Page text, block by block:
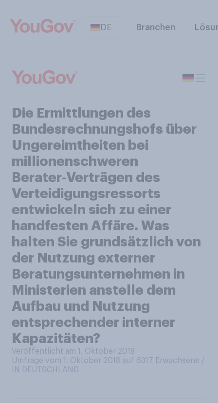
DE Branchen
Die Ermittlungen des
Bundesrechnungshofs über
Ungereimtheiten bei
millionenschweren
Berater‑Verträgen des
Verteidigungsressorts
entwickeln sich zu einer
handfesten Affäre. Was
halten Sie grundsätzlich von
der Nutzung externer
Beratungsunternehmen in
Ministerien anstelle dem
Aufbau und Nutzung
entsprechender interner
Kapazitäten?
Veröffentlicht am 1. Oktober 2018
Umfrage vom 1. Oktober 2018 auf 6317 Erwachsene /
IN DEUTSCHLAND